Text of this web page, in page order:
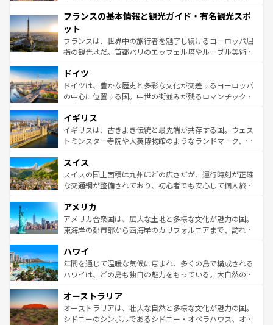
ませてくれるイタリアで、忘れられない旅をしてみよう！
なお、新着のイタリア情報は
しい。
文化が根付くこの国では、情熱的なフラメンコ、熱気あふ
れる闘牛、そして美味しいタパスが生活の一部となってい
る。首都マドリードの洗練された雰囲気や、バルセロナの
アートに溢れた街角から、地方では古代ローマ遺跡や中世
せる。地方によって風土や気候が異なるスペインはその個
性で訪れる人を魅了する。 なお、新着のスペイン情報は コ
ンテンツ一覧を参照してほしい。
フランスの基本情報と観光ガイド・有名観光スポ
ット
フランスは、世界中の旅行者を魅了し続けるヨーロッパ屈
指の観光地だ。首都パリのエッフェル塔やルーブル美術館
で、幅広い魅力が詰まっている。華麗な宮殿、歴史的な大
聖堂、美しいビーチ、そして豊かな自然が、訪れる者を心
から魅了する。また、フランスは美食の国としても知ら
いる。シャンパンの発祥地であるランス、プロヴァンスの
香り高いラベンダー畑など、多彩な楽しみ方が可能だ。さ
らに、パリ以外の地域にも魅力が溢れており、どの街角に
れる地方に足を運ぶとそれぞれで全く異なる文化を体験で
きるだろう。 なお、新着のフランス情報はコンテンツ一覧
を参照してほしい。
ドイツ
ドイツは、豊かな歴史と多彩な文化が交差するヨーロッパ
の中心に位置する国。中世の街並みが残るロマンチック街
顔を持つこの国は、どこを歩いても飽きることがない。ベ
ルリンの文化的活気、バイエルン州のアルプスの絶景、そ
してライン川沿いのワイン畑といった風景は必見。ビール
は、お酒好きな人にはぜひ体験してほしい。 なお、新着の
ドイツ情報はコンテンツ一覧を参照してほしい。
イギリス
イギリスは、古きよき伝統と最先端が共存する国。ウェス
トミンスター寺院や大英博物館のようなランドマーク、歴
リアごとに異なる魅力がある。また、優雅なアフタヌーン
ティー、ビール好きにはたまらない英国パブ、サッカー観
戦など、本場だからこそできる体験も豊富。イギリスを旅
ンツ一覧を参照してほしい。
スイス
スイスの国土面積は九州ほどの広さだが、運行時刻が正確
な交通網が整備されており、初心者でも安心して個人旅行
の建物がそのまま残る町や、スイスならではのユニークな
博物館もあり、アルプス観光だけでなく町歩きも満喫する
ことができる。国民の所得が高いため物価も高いが、旅行
ば市内交通費無料で観光を楽しむこともできる。 なお、新
着のスイス情報はコンテンツ一覧 を参照してほしい。
アメリカ
アメリカ合衆国は、広大な土地と多様な文化が魅力の国。
東海岸の都市部から西海岸のカリフォルニアまで、訪れる
のような巨大都市は、観光、ショッピング、エンターテイ
ンメントが詰まった刺激的なスポットだ。一方、アメリカ
西部には大自然が広がり、グランドキャニオンやイエロー
部のニューオーリンズでは、音楽と美食が融合した独特の
文化が魅力。旅行者はアメリカの各地域で異なる魅力を楽
しみながら、その多様性と豊かな歴史を感じることができ
ハワイ
年間を通じて温暖な気候に恵まれ、多くの島で構成される
ハワイは、どの島も独自の魅力をもっている。大自然の神
ワイ島は見逃せない。また、定番の観光地といえばオアフ
島だが、静かな自然を求めるならマウイ島やカウアイ島が
おすすめ。エメラルドグリーンに輝く海をはじめ、豊かな
オーストラリア
オーストラリアは、壮大な自然と多様な文化が魅力の国。
シドニーのシンボルであるシドニー・オペラハウス、オー